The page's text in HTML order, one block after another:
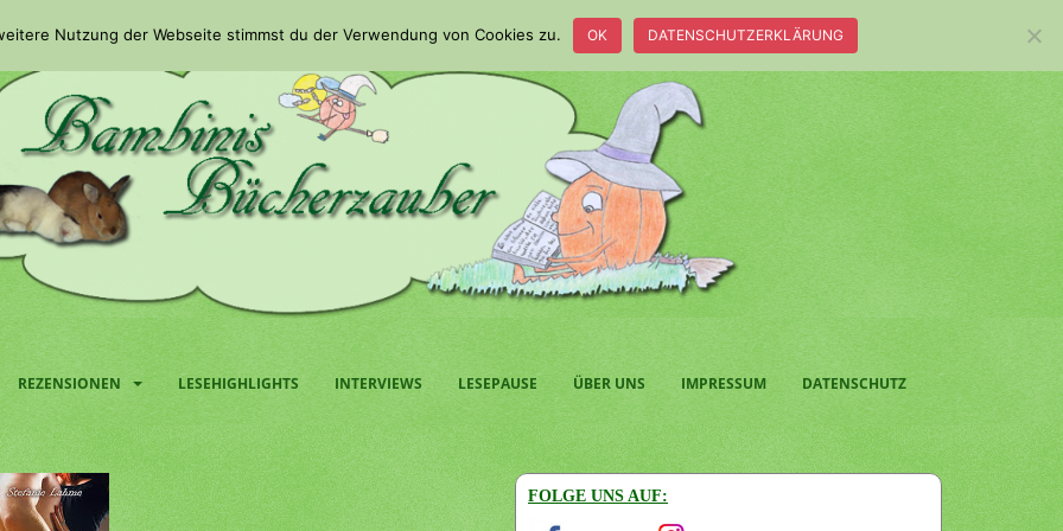
REZENSIONEN LESEHIGHLIGHTS INTERVIEWS LESEPAUSE ÜBER UNS IMPRESSUM DATENSCHUTZ
FOLGE UNS AUF:
Nutzung der Webseite stimmst du der Verwendung von Cookies zu. OK DATENSCHUTZERKLÄRUNG